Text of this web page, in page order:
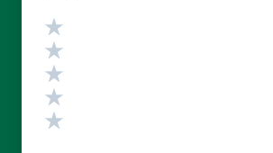
Valutazione